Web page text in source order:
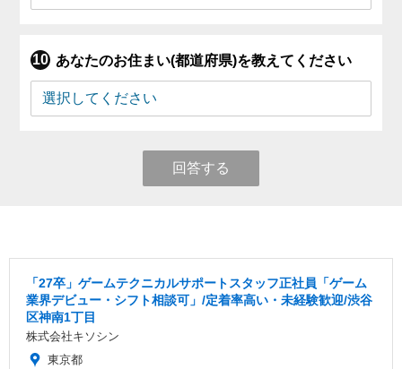
あなたのお住まい(都道府県)を教えてください
回答する
「27卒」ゲームテクニカルサポートスタッフ正社員「ゲーム
業界デビュー・シフト相談可」/定着率高い・未経験歓迎/渋谷
区神南1丁目
株式会社キソシン
東京都